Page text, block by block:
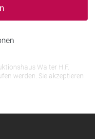
Walter H.F.
werden. Sie akzeptieren